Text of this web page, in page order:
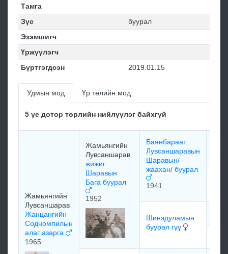
Тамга
Зүс
буурал
Эзэмшигч
Үржүүлэгч
Бүртгэгдсэн
2019.01.15
Удмын мод Үр төлийн мод
5 үе дотор төрлийн нийлүүлэг байхгүй
Жамьянгийн
Лувсаншарав
Жанцангийн
Содномпилын
алаг азарга
1965
Жамьянгийн
Лувсаншарав
жижиг
Шаравын
Бага буурал
1952
Баянбараат
Лувсаншаравын
Шаравын/
жаахан/ буурал
1941
Шинэдуламын
буурал гүү